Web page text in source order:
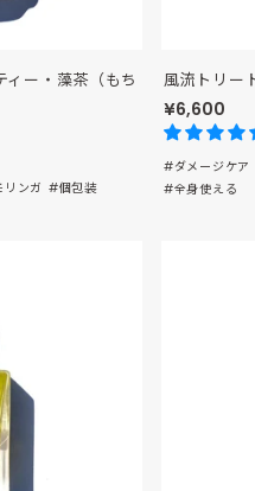
ー・藻茶（もち
ンガ #個包装
風流トリー
¥6,600
#ダメージケア
#全身使える